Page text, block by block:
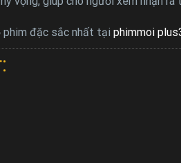
phim đặc sắc nhất tại phimmoi